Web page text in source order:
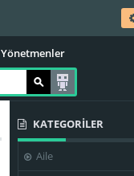
Yönetmenler
KATEGORİLER
Aile